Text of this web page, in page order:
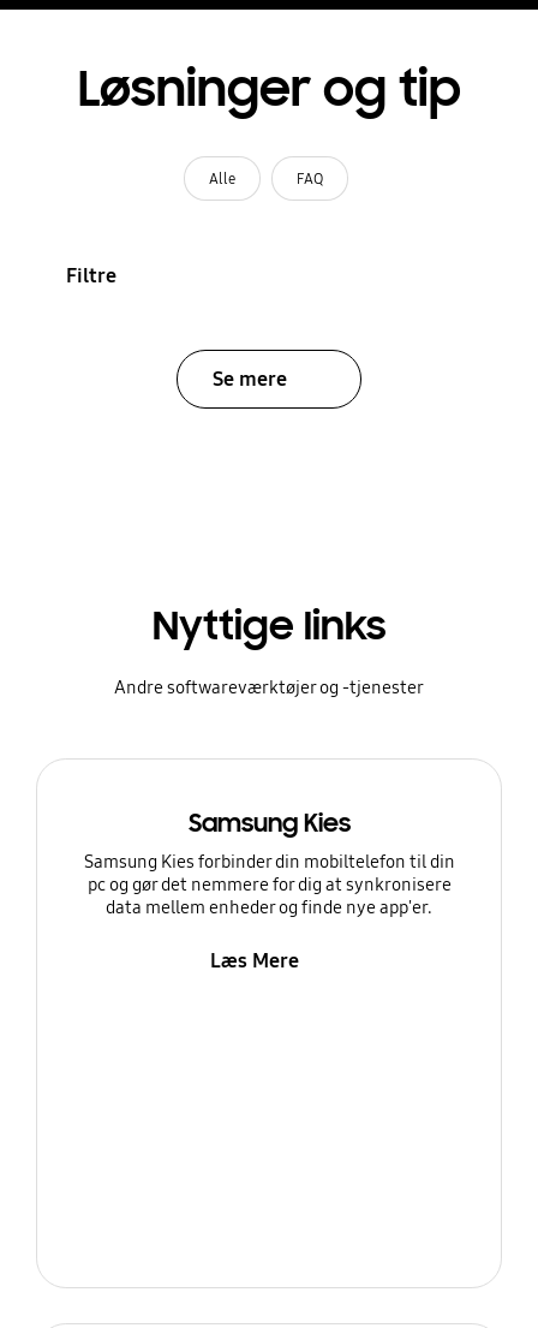
Løsninger og tip
Alle FAQ
Filtre
Se mere
Nyttige links
Andre softwareværktøjer og -tjenester
Samsung Kies
Samsung Kies forbinder din mobiltelefon til din
pc og gør det nemmere for dig at synkronisere
data mellem enheder og finde nye app'er.
Læs Mere